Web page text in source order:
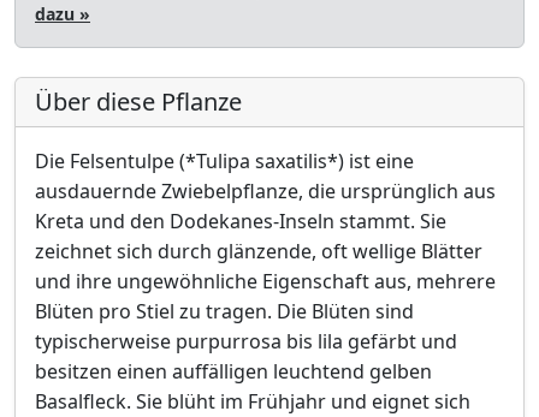
dazu »
Über diese Pflanze
Die Felsentulpe (*Tulipa saxatilis*) ist eine
ausdauernde Zwiebelpflanze, die ursprünglich aus
Kreta und den Dodekanes-Inseln stammt. Sie
zeichnet sich durch glänzende, oft wellige Blätter
und ihre ungewöhnliche Eigenschaft aus, mehrere
Blüten pro Stiel zu tragen. Die Blüten sind
typischerweise purpurrosa bis lila gefärbt und
besitzen einen auffälligen leuchtend gelben
Basalfleck. Sie blüht im Frühjahr und eignet sich